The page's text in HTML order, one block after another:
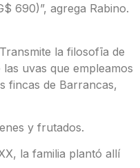
690)”, agrega Rabino.
la filosofīa de
las uvas que empleamos
fincas de Barrancas,
y frutados.
la familia plantó allí